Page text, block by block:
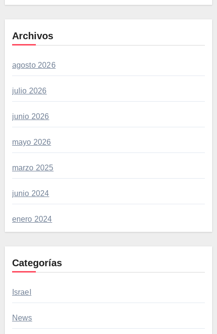
Archivos
agosto 2026
julio 2026
junio 2026
mayo 2026
marzo 2025
junio 2024
enero 2024
Categorías
Israel
News